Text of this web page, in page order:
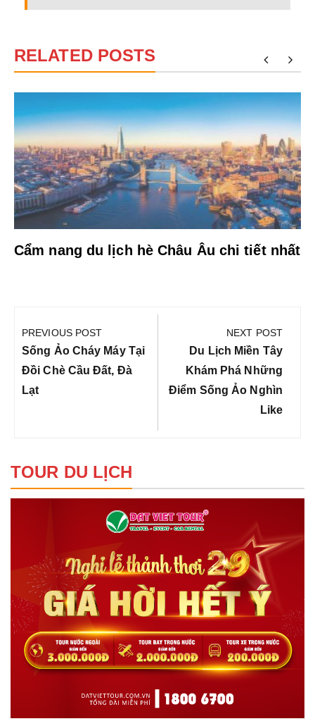
RELATED POSTS
Cẩm nang du lịch hè Châu Âu chi tiết nhất
hướng
bài
viết
PREVIOUS POST
Previous
Post:
Sống Ảo Cháy Máy Tại
Đồi Chè Cầu Đất, Đà
Lạt
NEXT POST
Next
Post:
Du Lịch Miền Tây
Khám Phá Những
Điểm Sống Ảo Nghìn
Like
TOUR DU LỊCH